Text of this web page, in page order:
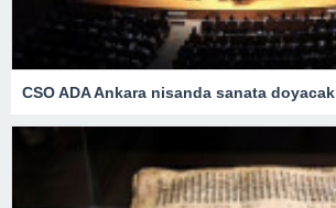
CSO ADA Ankara nisanda sanata doyacak